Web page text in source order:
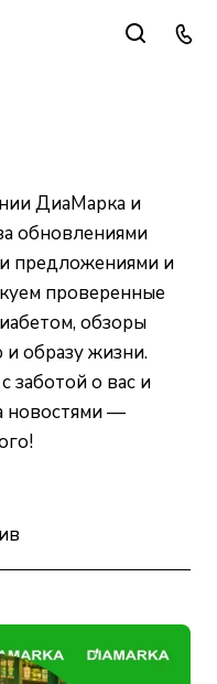
ДиаМарка и
обновлениями
предложениями и
проверенные
обзоры
образу жизни.
заботой о вас и
новостями —